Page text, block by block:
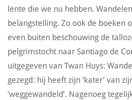
lente die we nu hebben.
belangstelling. Zo ook de boeken
even buiten beschouwing de
pelgrimstocht naar Santiago de
uitgegeven van Twan Huys:
gezegd: hij heeft zijn ‘kater’ van
‘weggewandeld’. Nagenoeg